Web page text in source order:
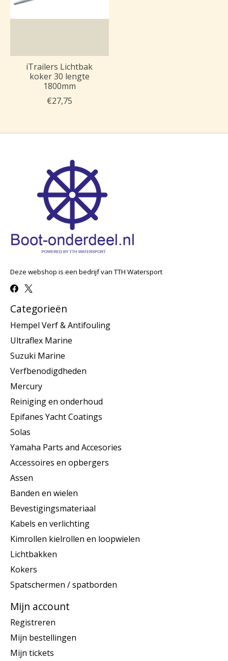
iTrailers Lichtbak
koker 30 lengte
1800mm
€27,75
Deze webshop is een bedrijf van TTH Watersport
Categorieën
Hempel Verf & Antifouling
Ultraflex Marine
Suzuki Marine
Verfbenodigdheden
Mercury
Reiniging en onderhoud
Epifanes Yacht Coatings
Solas
Yamaha Parts and Accesories
Accessoires en opbergers
Assen
Banden en wielen
Bevestigingsmateriaal
Kabels en verlichting
Kimrollen kielrollen en loopwielen
Lichtbakken
Kokers
Spatschermen / spatborden
Mijn account
Registreren
Mijn bestellingen
Mijn tickets